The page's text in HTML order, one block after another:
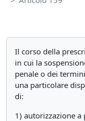
Il corso della
in cui la
penale o dei
una particolare
di:
1) autorizzazione a